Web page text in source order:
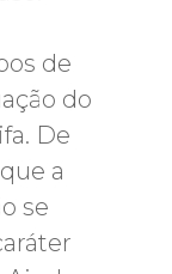
de
do
De
a
se